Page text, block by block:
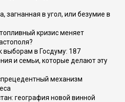
загнанная в угол, или безумие в
кризис меняет
выборам в Госдуму: 187
и семьи, которые делают эту
механизм
география новой винной